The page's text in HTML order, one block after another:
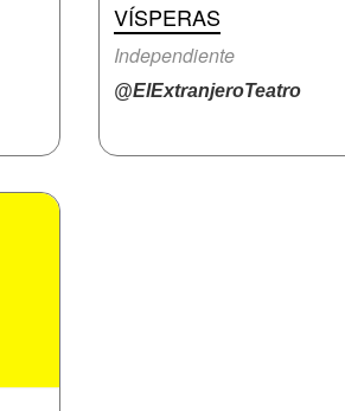
VÍSPERAS
Independiente
@ElExtranjeroTeatro